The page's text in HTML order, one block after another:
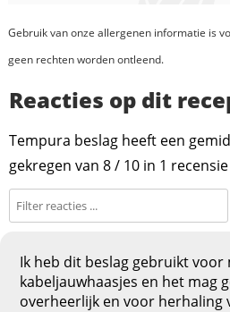
Gebruik van onze allergenen informatie is
geen rechten worden ontleend.
Reacties op dit
Tempura beslag heeft een
gekregen van 8/ 10 in 1 recensie
Ik heb dit beslag gebruikt voor
kabeljauwhaasjes en het mag
overheerlijk en voor herhaling